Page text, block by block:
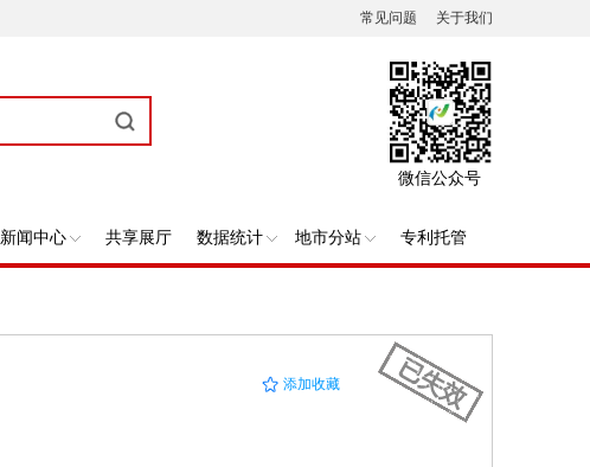
常见问题 关于我们
微信公众号
新闻中心 共享展厅 数据统计 地市分站 专利托管
添加收藏